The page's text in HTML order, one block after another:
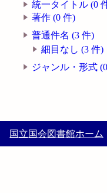
統一タイトル (0
著作 (0 件)
普通件名 (3 件)
細目なし (3 件)
ジャンル・形式
国立国会図書館ホーム